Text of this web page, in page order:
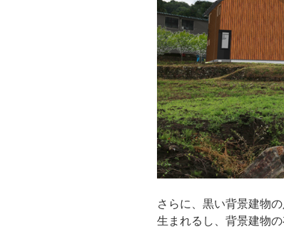
さらに、黒い背景建物
生まれるし、背景建物の